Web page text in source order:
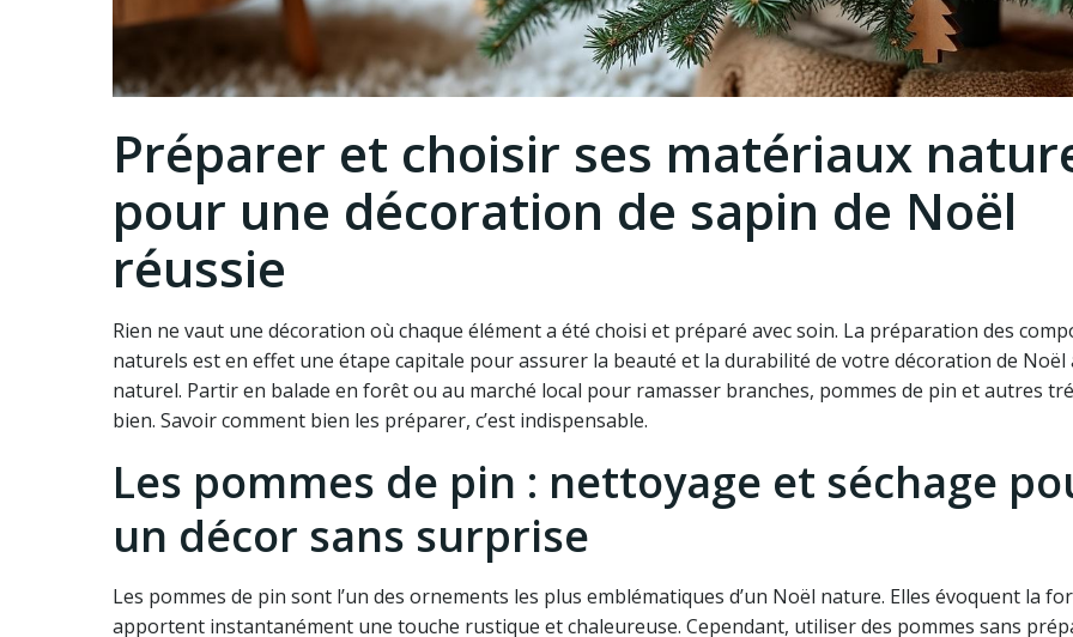
Préparer et choisir ses matériaux
pour une décoration de sapin de Noël
réussie
Rien ne vaut une décoration où chaque élément a été choisi et préparé avec soin. La préparation des
naturels est en effet une étape capitale pour assurer la beauté et la durabilité de votre décoration de Noël
naturel. Partir en balade en forêt ou au marché local pour ramasser branches, pommes de pin et autres
bien. Savoir comment bien les préparer, c’est indispensable.
Les pommes de pin : nettoyage et séchage
un décor sans surprise
Les pommes de pin sont l’un des ornements les plus emblématiques d’un Noël nature. Elles évoquent la
apportent instantanément une touche rustique et chaleureuse. Cependant, utiliser des pommes sans